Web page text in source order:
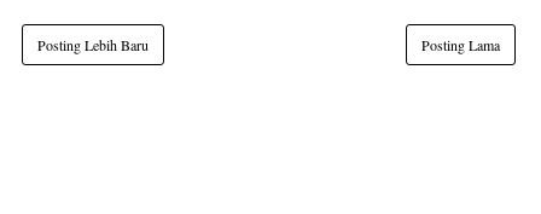
Posting Lebih Baru Posting Lama